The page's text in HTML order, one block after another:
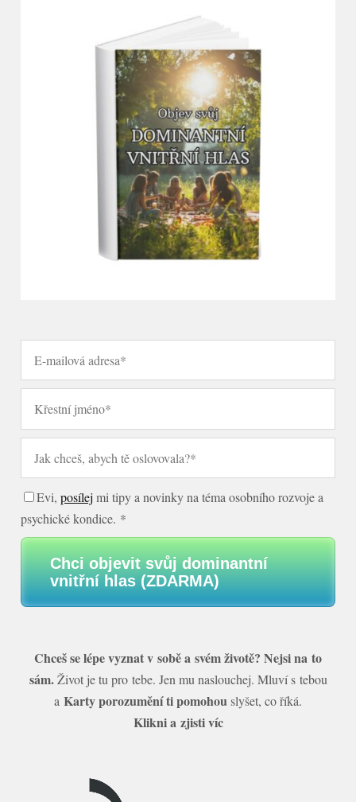
Evi,posílej mi tipy a novinky na téma osobního rozvoje a
psychické kondice. *
Chci objevit svůj dominantní
vnitřní hlas (ZDARMA)
Chceš se lépe vyznat v sobě a svém životě? Nejsi na to
sám.Život je tu pro tebe. Jen mu naslouchej. Mluví s tebou
a Karty porozumění ti pomohouslyšet, co říká.
Klikni a zjisti víc